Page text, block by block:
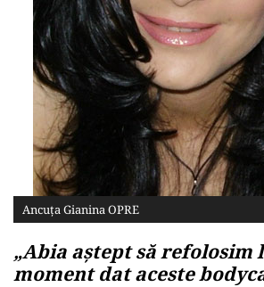
Ancuța Gianina OPRE
„Abia aștept să refolosim
moment dat aceste